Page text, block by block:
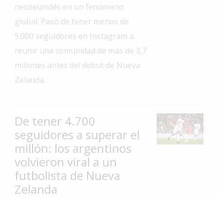
Gastronomía
Salud
Interés
General
La
Ciudad
Arte
y
Espectáculos
Policiales
Cartelera
Fotos
neozelandés en un fenómeno
global. Pasó de tener menos de
5.000 seguidores en Instagram a
reunir una comunidad de más de 3,7
millones antes del debut de Nueva
Zelanda.
De tener 4.700
seguidores a superar el
millón: los argentinos
volvieron viral a un
futbolista de Nueva
Zelanda